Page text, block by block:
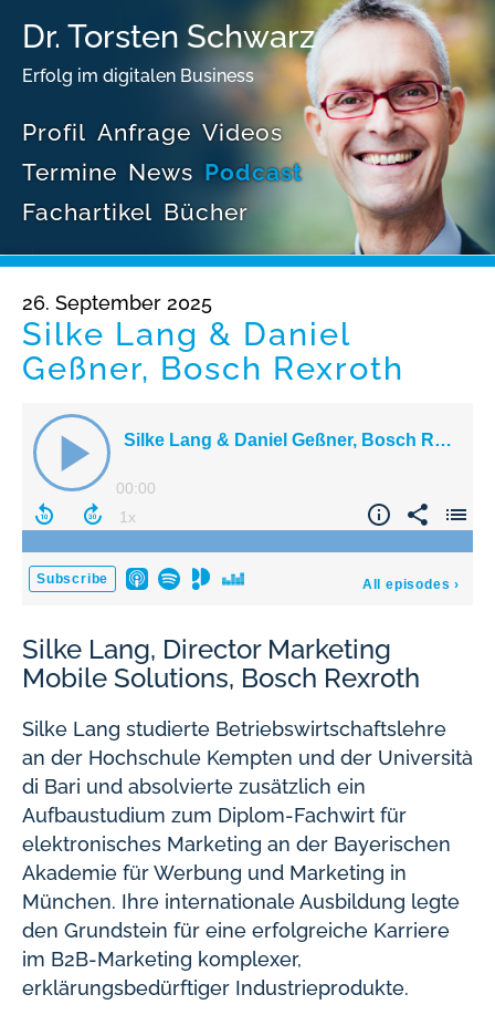
Dr. Torsten Schwarz
Erfolg im digitalen Business
Profil Anfrage Videos
Termine News Podcast
Fachartikel Bücher
26. September 2025
Silke Lang & Daniel
Geßner, Bosch Rexroth
Silke Lang, Director Marketing
Mobile Solutions, Bosch Rexroth
Silke Lang studierte Betriebswirtschaftslehre
an der Hochschule Kempten und der Università
di Bari und absolvierte zusätzlich ein
Aufbaustudium zum Diplom-Fachwirt für
elektronisches Marketing an der Bayerischen
Akademie für Werbung und Marketing in
München. Ihre internationale Ausbildung legte
den Grundstein für eine erfolgreiche Karriere
im B2B-Marketing komplexer,
erklärungsbedürftiger Industrieprodukte.